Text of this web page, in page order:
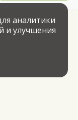
аналитики
и улучшения